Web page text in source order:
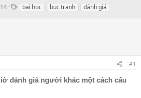
Tbai hoc buc tranh đánh giá
#1
đánh giá người khác một cách cẩu